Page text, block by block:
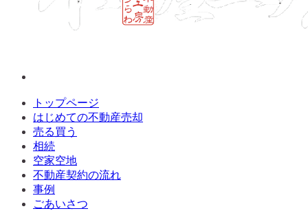
トップページ
はじめての不動産売却
売る買う
相続
空家空地
不動産契約の流れ
事例
ごあいさつ